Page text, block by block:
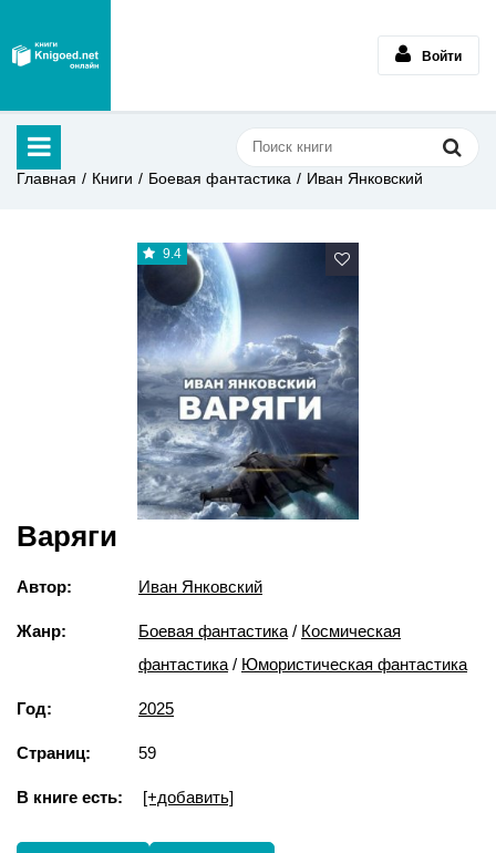
Войти
Главная Книги Боевая фантастика Иван Янковский
9.4
Варяги
Автор: Иван Янковский
Жанр: Боевая фантастика / Космическая
фантастика / Юмористическая фантастика
Год: 2025
Страниц: 59
В книге есть: [+добавить]